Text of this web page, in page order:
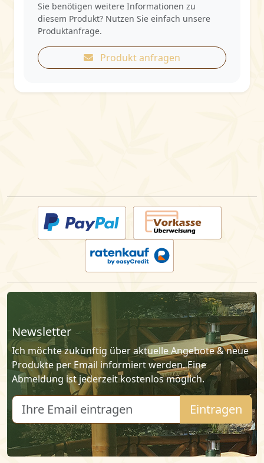
Sie benötigen weitere Informationen zu
diesem Produkt? Nutzen Sie einfach unsere
Produktanfrage.
Produkt anfragen
Zahlarten
Newsletter
Ich möchte zukünftig über aktuelle Angebote & neue
Produkte per Email informiert werden. Eine
Abmeldung ist jederzeit kostenlos möglich.
E-Mail:
Eintragen